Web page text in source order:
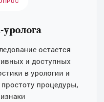
остается
и доступных
в урологии и
процедуры,